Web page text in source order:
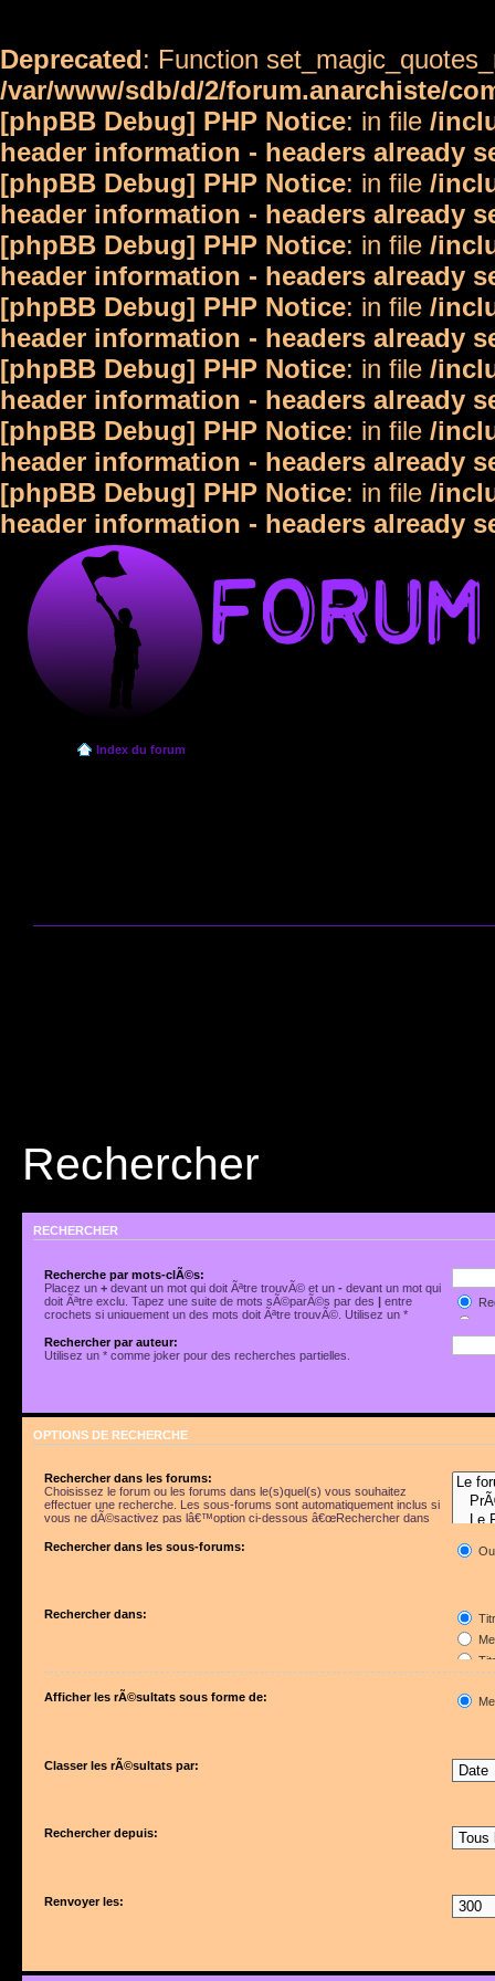
Deprecated: Function
/var/www/sdb/d/2/forum.anarchiste/
[phpBB Debug] PHP Notice: in file /
header information - headers already
[phpBB Debug] PHP Notice: in file /
header information - headers already
[phpBB Debug] PHP Notice: in file /
header information - headers already
[phpBB Debug] PHP Notice: in file /
header information - headers already
[phpBB Debug] PHP Notice: in file /
header information - headers already
[phpBB Debug] PHP Notice: in file /
header information - headers already
[phpBB Debug] PHP Notice: in file /
header information - headers already
Index du forum
Rechercher
RECHERCHER
Recherche par mots-clÃ©s:
Placez un+ devant un mot qui doit Ãªtre trouvÃ© et un- devant un mot qui
doit Ãªtre exclu. Tapez une suite de mots sÃ©parÃ©s par des| entre
crochets si uniquement un des mots doit Ãªtre trouvÃ©. Utilisez un *
Rechercher par auteur:
Utilisez un * comme joker pour des recherches partielles.
OPTIONS DE RECHERCHE
Rechercher dans les forums:
Choisissez le forum ou les forums dans le(s)quel(s) vous souhaitez
effectuer une recherche. Les sous-forums sont automatiquement inclus si
vous ne dÃ©sactivez pas lâ€™option ci-dessous â€œRechercher dans
Rechercher dans les sous-forums:
Rechercher dans:
Afficher les rÃ©sultats sous forme de:
Classer les rÃ©sultats par:
Rechercher depuis:
Renvoyer les: